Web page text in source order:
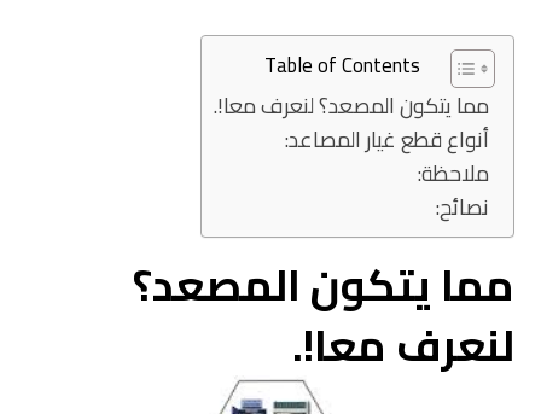
Table of Contents
مما يتكون المصعد؟ لنعرف معا!.
أنواع قطع غيار المصاعد:
ملاحظة:
نصائح:
مما يتكون المصعد؟
لنعرف معا!.